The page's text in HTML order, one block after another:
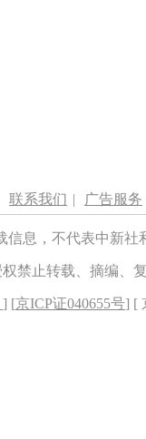
联系我们 | 广告服务
信息，不代表中新
权禁止转载、摘编、
] [京ICP证040655号] [